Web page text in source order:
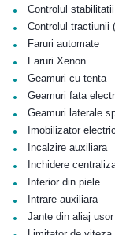
• Controlul
• Controlul tractiunii
• Faruri automate
• Faruri Xenon
• Geamuri cu tenta
• Geamuri fata
• Geamuri laterale
• Imobilizator electric
• Incalzire auxiliara
• Inchidere
• Interior din piele
• Intrare auxiliara
• Jante din aliaj usor